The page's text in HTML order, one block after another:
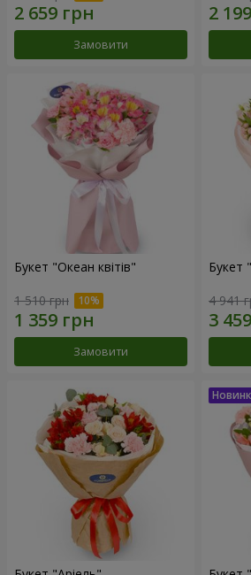
Замовити
Букет "Океан квітів"
1 510 грн
Замовити
Букет
4 941